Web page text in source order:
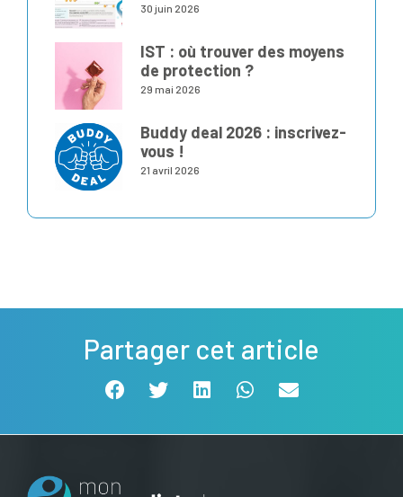
30 juin 2026
IST : où trouver des moyens
de protection ?
29 mai 2026
Buddy deal 2026 : inscrivez-
vous !
21 avril 2026
Partager cet article